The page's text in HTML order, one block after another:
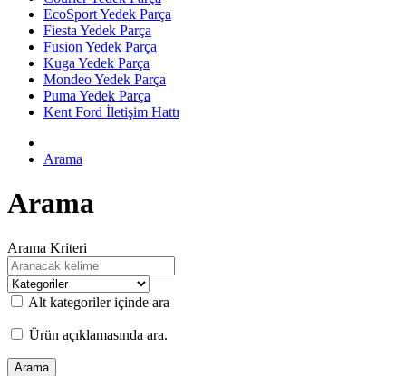
EcoSport Yedek Parça
Fiesta Yedek Parça
Fusion Yedek Parça
Kuga Yedek Parça
Mondeo Yedek Parça
Puma Yedek Parça
Kent Ford İletişim Hattı
Arama
Arama
Arama Kriteri
Alt kategoriler içinde ara
Ürün açıklamasında ara.